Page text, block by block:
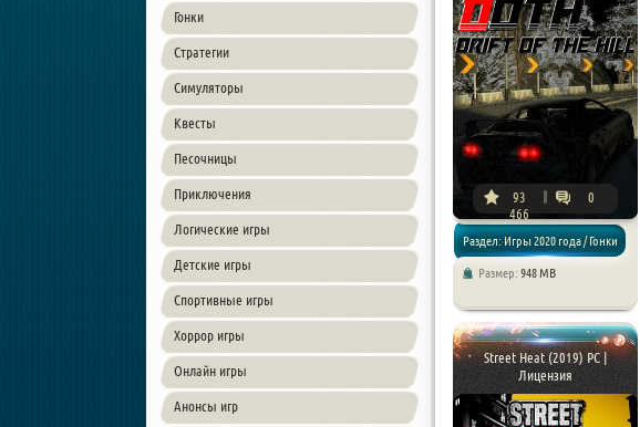
Гонки
Стратегии
Симуляторы
Квесты
Песочницы
Приключения
Логические игры
Детские игры
Спортивные игры
Хоррор игры
Онлайн игры
Анонсы игр
93
466
0
Раздел: Игры 2020 года / Гонки
Размер: 948 MB
Street Heat (2019) PC |
Лицензия